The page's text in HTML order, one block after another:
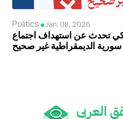
Politics Jan. 08, 2026
تحدث عن استهداف اجتماع
الديمقراطية غير صحيح